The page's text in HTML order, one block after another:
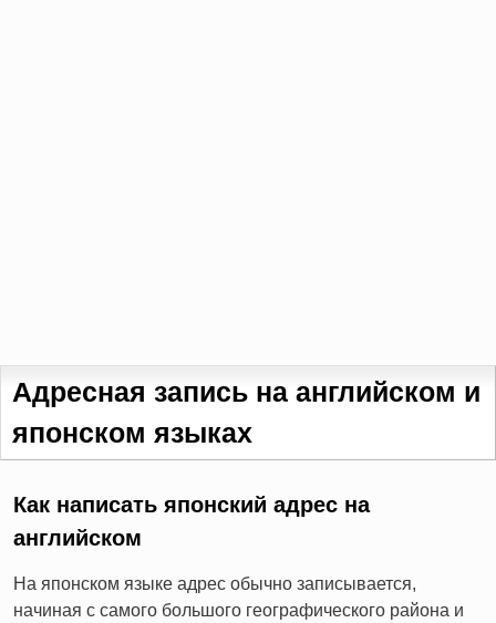
Адресная запись на английском и
японском языках
Как написать японский адрес на
английском
На японском языке адрес обычно записывается,
начиная с самого большого географического района и